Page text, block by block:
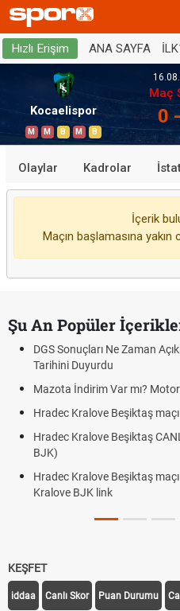
Hızlı Erişim ANA SAYFA
Kocaelispor
M M B M B
Maç
0
Olaylar Kadrolar
İçerik
Maçın başlamasına yakın
Şu An Popüler
DGS Sonuçları Ne Zaman
Tarihini Duyurdu
Mazota İndirim Var mı?
Hradec Kralove Beşiktaş
Hradec Kralove Beşiktaş
BJK)
Hradec Kralove Beşiktaş
Kralove BJK link
KEŞFET
iddaa Canlı Skor Puan Durumu